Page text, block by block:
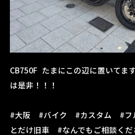
CB750F たまにこの辺に置いて
は是非！！！
#大阪 #バイク #カスタム #フ
とだけ旧車 #なんでもご相談く